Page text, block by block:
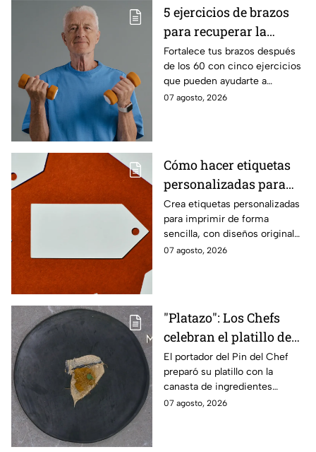
5 ejercicios de brazos
para recuperar la
fuerza después de los
60
Fortalece tus brazos después
de los 60 con cinco ejercicios
que pueden ayudarte a
recuperar fuerza, movilidad y
07 agosto, 2026
Cómo hacer etiquetas
personalizadas para
imprimir
Crea etiquetas personalizadas
para imprimir de forma
sencilla, con diseños originales
y detalles adaptados a tus
07 agosto, 2026
"Platazo": Los Chefs
celebran el platillo de
Lancer en la gala de
salvación de
MasterChef 24/7
El portador del Pin del Chef
preparó su platillo con la
canasta de ingredientes
exóticos que contenía erizo de
07 agosto, 2026